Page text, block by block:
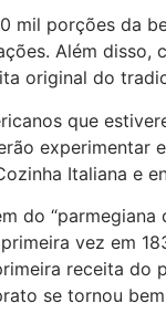
mil porções da
Além disso,
original do
que
experimentar
Italiana e
do
vez em
receita do
se tornou